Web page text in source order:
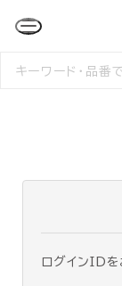
検
ログインIDを